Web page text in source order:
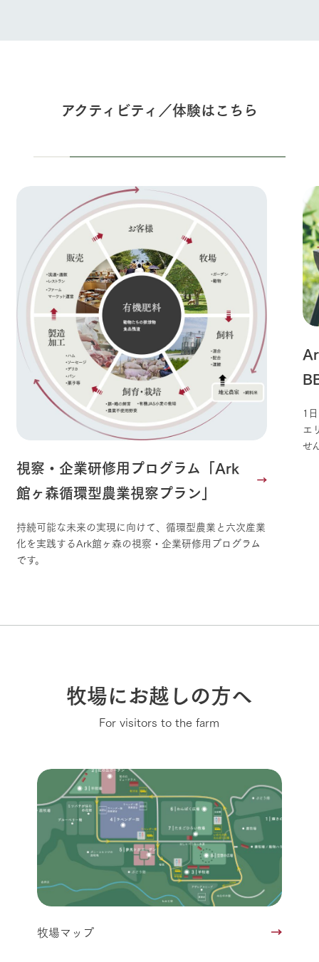
アクティビティ／体験はこちら
視察・企業研修用プログラム「Ark
館ヶ森循環型農業視察プラン」
持続可能な未来の実現に向けて、循環型農業と六次産業
化を実践するArk館ヶ森の視察・企業研修用プログラム
です。
1
エ
せ
牧場にお越しの方へ
For visitors to the farm
牧場マップ